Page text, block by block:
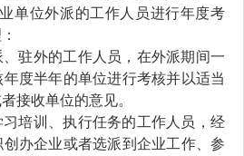
单位外派的工作人员进行年度考
、驻外的工作人员，在外派期间一
年度半年的单位进行考核并以适当
接收单位的意见。
习培训、执行任务的工作人员 ，经
创办企业或者选派到企业工作、参